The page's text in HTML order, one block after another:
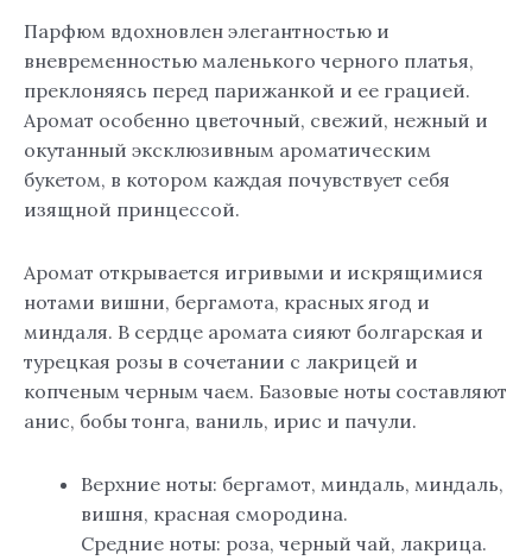
Парфюм вдохновлен элегантностью и
вневременностью маленького черного платья,
преклоняясь перед парижанкой и ее грацией.
Аромат особенно цветочный, свежий, нежный и
окутанный эксклюзивным ароматическим
букетом, в котором каждая почувствует себя
изящной принцессой.
Аромат открывается игривыми и искрящимися
нотами вишни, бергамота, красных ягод и
миндаля. В сердце аромата сияют болгарская и
турецкая розы в сочетании с лакрицей и
копченым черным чаем. Базовые ноты составляют
анис, бобы тонга, ваниль, ирис и пачули.
Верхние ноты: бергамот, миндаль, миндаль,
вишня, красная смородина.
Средние ноты: роза, черный чай, лакрица.